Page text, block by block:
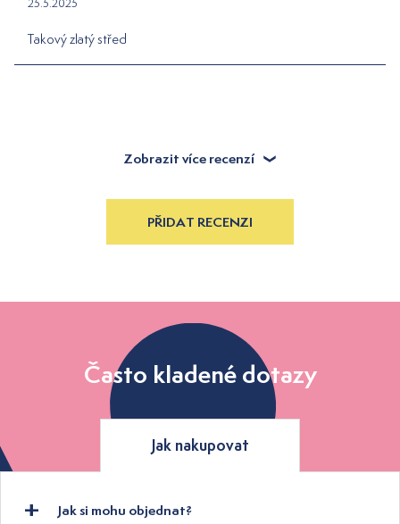
25.5.2025
Takový zlatý střed
Zobrazit více recenzí
PŘIDAT RECENZI
Často kladené dotazy
Jak nakupovat
Jak si mohu objednat?